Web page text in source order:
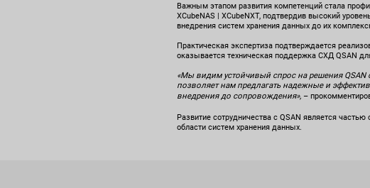
Важным этапом развития компетенций стала
XCubeNAS | XCubeNXT, подтвердив высокий
внедрения систем хранения данных до их
Практическая экспертиза подтверждается
оказывается техническая поддержка СХД QSAN
«Мы видим устойчивый спрос на решения QSAN
позволяет нам предлагать надежные и
внедрения до сопровождения», –
Развитие сотрудничества с QSAN является
области систем хранения данных.